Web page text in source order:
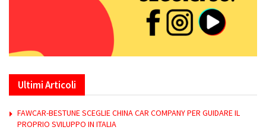
Ultimi Articoli
FAWCAR-BESTUNE SCEGLIE CHINA CAR COMPANY PER GUIDARE IL
PROPRIO SVILUPPO IN ITALIA